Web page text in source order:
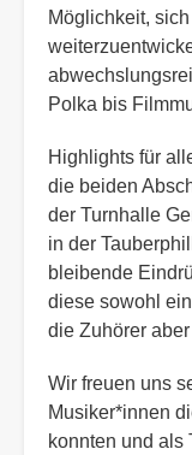
Möglichkeit,
Polka bis
Highlights für
die beiden
der Turnhalle
in der
bleibende
diese sowohl
die Zuhörer
Wir freuen uns
Musiker*innen
konnten und als